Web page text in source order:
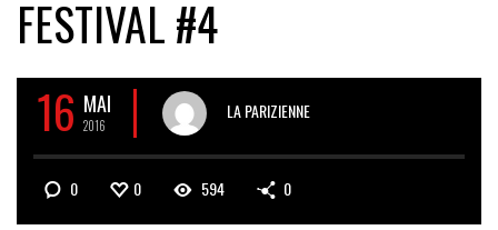
FESTIVAL #4
16 MAI
2016
LA PARIZIENNE
0 0 594 0